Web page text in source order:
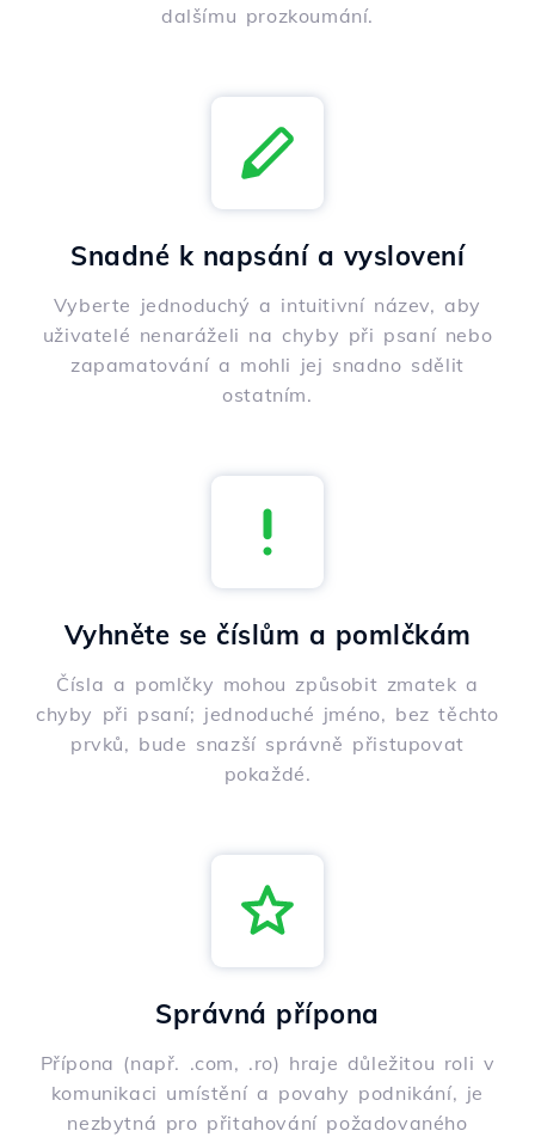
dalšímu prozkoumání.
Snadné k napsání a vyslovení
Vyberte jednoduchý a intuitivní název, aby
uživatelé nenaráželi na chyby při psaní nebo
zapamatování a mohli jej snadno sdělit
ostatním.
Vyhněte se číslům a pomlčkám
Čísla a pomlčky mohou způsobit zmatek a
chyby při psaní; jednoduché jméno, bez těchto
prvků, bude snazší správně přistupovat
pokaždé.
Správná přípona
Přípona (např. .com, .ro) hraje důležitou roli v
komunikaci umístění a povahy podnikání, je
nezbytná pro přitahování požadovaného